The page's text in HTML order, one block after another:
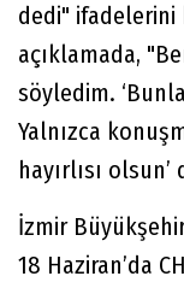
dedi" ifadelerini
açıklamada,
söyledim.
Yalnızca
hayırlısı
İzmir
18 Haziran’da